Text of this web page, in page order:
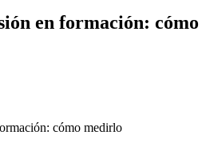
en formación: cómo